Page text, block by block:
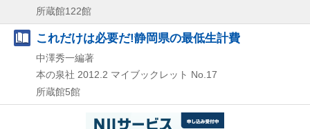
所蔵館122館
これだけは必要だ!静岡県の最低生計費
中澤秀一編著
本の泉社 2012.2 マイブックレット No.17
所蔵館5館